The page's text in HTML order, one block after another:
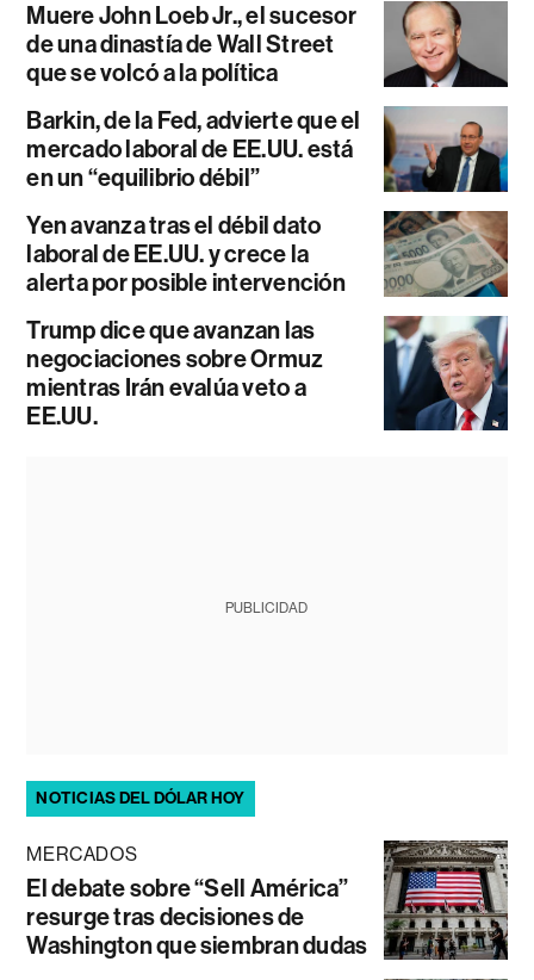
Muere John Loeb Jr., el sucesor
de una dinastía de Wall Street
que se volcó a la política
Barkin, de la Fed, advierte que el
mercado laboral de EE.UU. está
en un “equilibrio débil”
Yen avanza tras el débil dato
laboral de EE.UU. y crece la
alerta por posible intervención
Trump dice que avanzan las
negociaciones sobre Ormuz
mientras Irán evalúa veto a
EE.UU.
PUBLICIDAD
NOTICIAS DEL DÓLAR HOY
MERCADOS
El debate sobre “Sell América”
resurge tras decisiones de
Washington que siembran dudas